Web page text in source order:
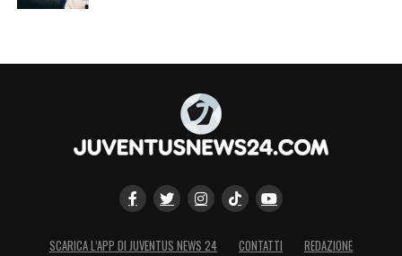
buio di Parma: può essere Conceicao
posto che vale la qualificazione alla
prossima edizione della Champions League,
obiettivo minimo della Juventus.
SCARICA L’APP DI JUVENTUS NEWS 24 CONTATTI REDAZIONE